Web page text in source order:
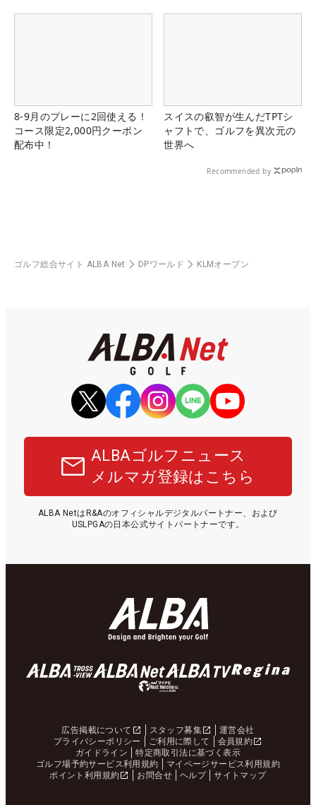
8-9月のプレーに2回使える！
コース限定2,000円クーポン
配布中！
スイスの叡智が生んだTPTシ
ャフトで、ゴルフを異次元の
世界へ
Recommended by
ゴルフ総合サイト ALBA Net DPワールド KLMオープン
ALBAゴルフニュース
メルマガ登録はこちら
ALBA NetはR&Aのオフィシャルデジタルパートナー、および
USLPGAの日本公式サイトパートナーです。
広告掲載について スタッフ募集
運営会社
プライバシーポリシー
ご利用に際して
会員規約
ガイドライン
特定商取引法に基づく表示
ゴルフ場予約サービス利用規約
マイページサービス利用規約
ポイント利用規約
お問合せ ヘルプ サイトマップ